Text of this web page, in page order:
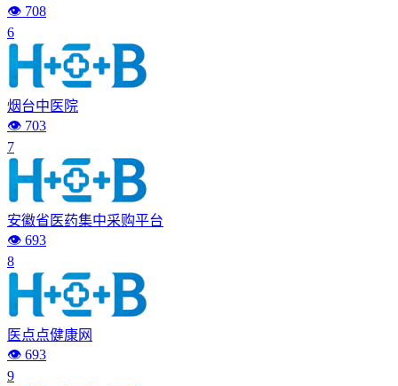
👁️ 708
6
烟台中医院
👁️ 703
7
安徽省医药集中采购平台
👁️ 693
8
医点点健康网
👁️ 693
9